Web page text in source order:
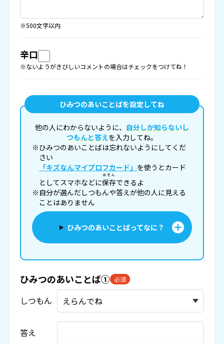
※500文字以内
辛口
※ないようがきびしいコメントの場合はチェックをつけてね！
ひみつのあいことばを設定してね
他の人にわからないように、 自分しか知らないし
つもんと答えを入力してね。
※ひみつのあいことばは忘れないようにしてくだ
さい
「キズなんマイプロフカード」 を使うとカード
としてスマホなどに保存
ほぞん
できるよ
※自分が選んだしつもんや答えが他の人に見える
ことはありません
ひみつのあいことばってなに？
ひみつのあいことば① 必須
しつもん
答え